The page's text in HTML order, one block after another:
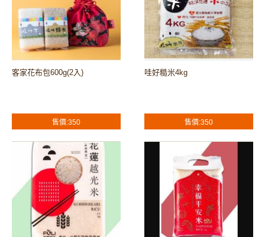
客家花布包600g(2入)
售價:350
哇好糙米4kg
售價:350